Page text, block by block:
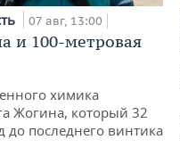
07 авг, 13:00
и 100-метровая
химика
Жогина, который 32
до последнего винтика